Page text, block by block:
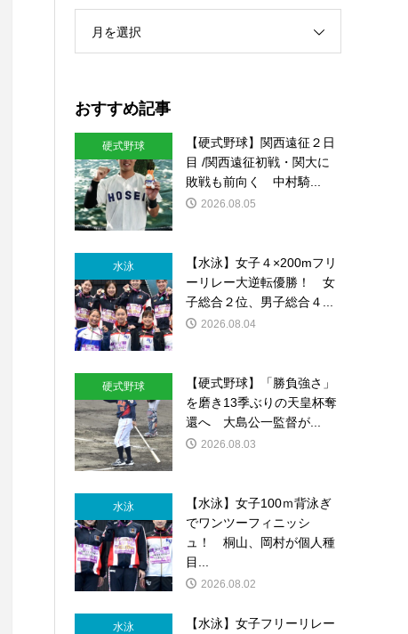
月を選択
おすすめ記事
硬式野球
【硬式野球】関西遠征２日
目 /関西遠征初戦・関大に
敗戦も前向く 中村騎...
2026.08.05
水泳
【水泳】女子４×200mフリ
ーリレー大逆転優勝！ 女
子総合２位、男子総合４...
2026.08.04
硬式野球
【硬式野球】「勝負強さ」
を磨き13季ぶりの天皇杯奪
還へ 大島公一監督が...
2026.08.03
水泳
【水泳】女子100ｍ背泳ぎ
でワンツーフィニッシ
ュ！ 桐山、岡村が個人種
目...
2026.08.02
水泳
【水泳】女子フリーリレー